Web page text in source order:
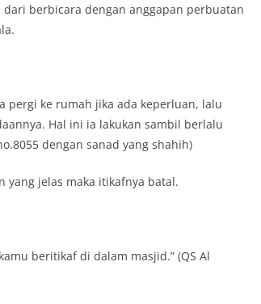
berbicara dengan anggapan perbuatan
pergi ke rumah jika ada keperluan, lalu
Hal ini ia lakukan sambil berlalu
dengan sanad yang shahih)
yang jelas maka itikafnya batal.
beritikaf di dalam masjid.” (QS Al